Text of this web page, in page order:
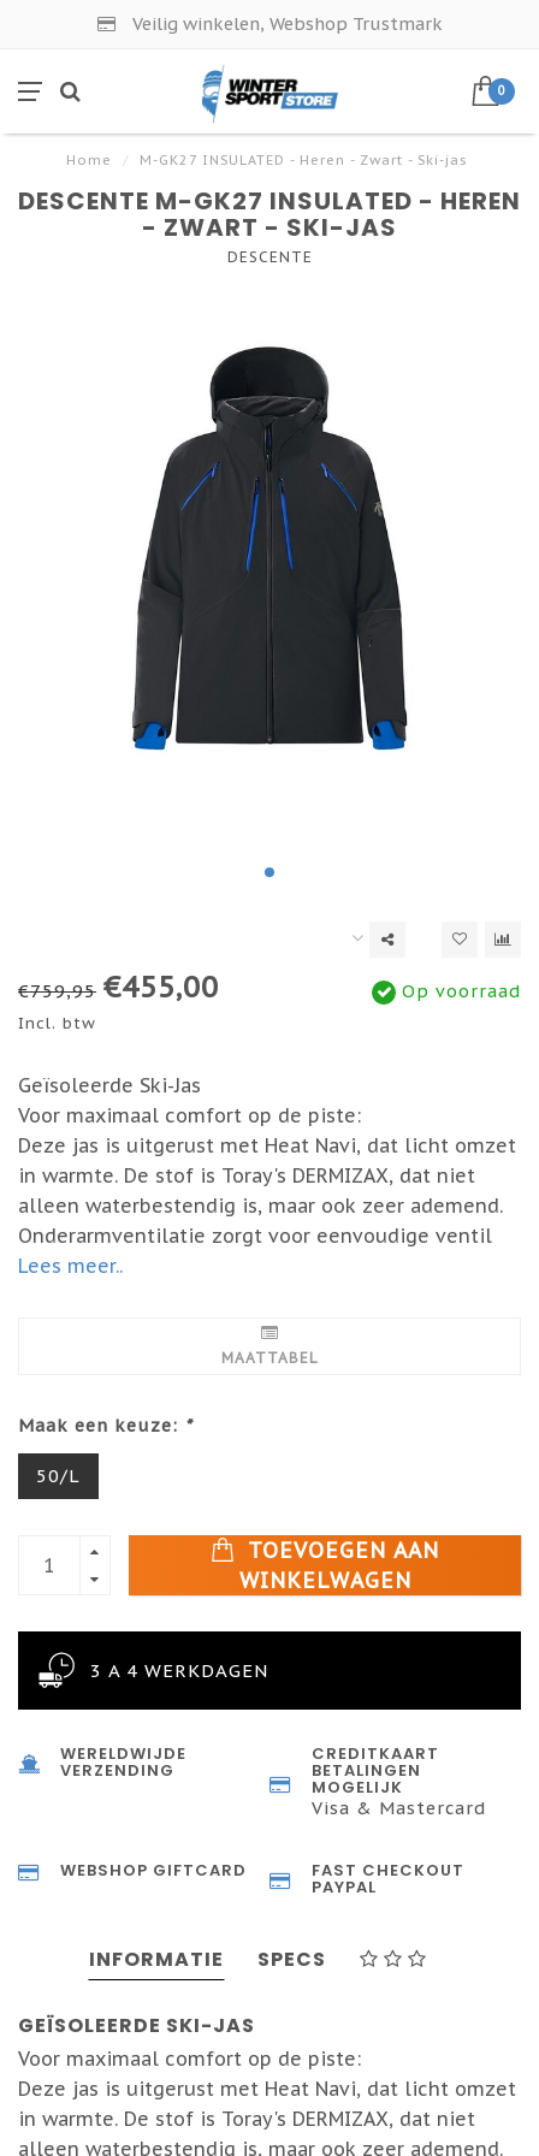
Veilig winkelen, Webshop Trustmark
0
Home / M-GK27 INSULATED - Heren - Zwart - Ski-jas
DESCENTE M-GK27 INSULATED - HEREN
- ZWART - SKI-JAS
DESCENTE
€759,95 €455,00
Incl. btw
Op voorraad
Geïsoleerde Ski-Jas
Voor maximaal comfort op de piste:
Deze jas is uitgerust met Heat Navi, dat licht omzet
in warmte. De stof is Toray's DERMIZAX, dat niet
alleen waterbestendig is, maar ook zeer ademend.
Onderarmventilatie zorgt voor eenvoudige ventil
Lees meer..
MAATTABEL
Maak een keuze: *
50/L
TOEVOEGEN AAN
WINKELWAGEN
3 A 4 WERKDAGEN
WERELDWIJDE
VERZENDING
CREDITKAART
BETALINGEN
MOGELIJK
Visa & Mastercard
WEBSHOP GIFTCARD FAST CHECKOUT
PAYPAL
INFORMATIE SPECS
GEÏSOLEERDE SKI-JAS
Voor maximaal comfort op de piste:
Deze jas is uitgerust met Heat Navi, dat licht omzet
in warmte. De stof is Toray's DERMIZAX, dat niet
alleen waterbestendig is, maar ook zeer ademend.